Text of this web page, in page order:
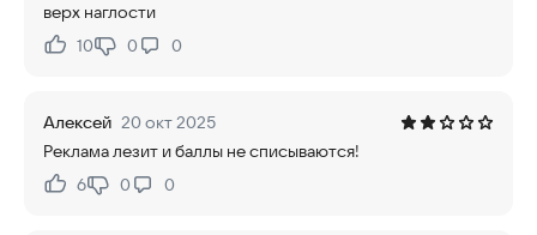
верх наглости
Нравится:
10Не нравится:
0 0
Алексей 20 окт 2025
Реклама лезит и баллы не списываются!
Нравится:
6Не нравится:
0 0